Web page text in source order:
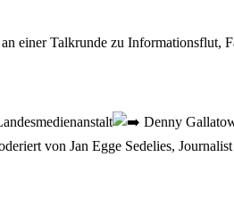
einer Talkrunde zu Informationsflut,
Denny
von Jan Egge Sedelies, Journalist